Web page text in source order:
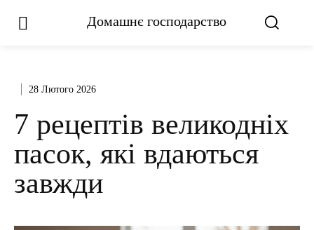
Домашнє господарство
28 Лютого 2026
7 рецептів великодніх
пасок, які вдаються
завжди